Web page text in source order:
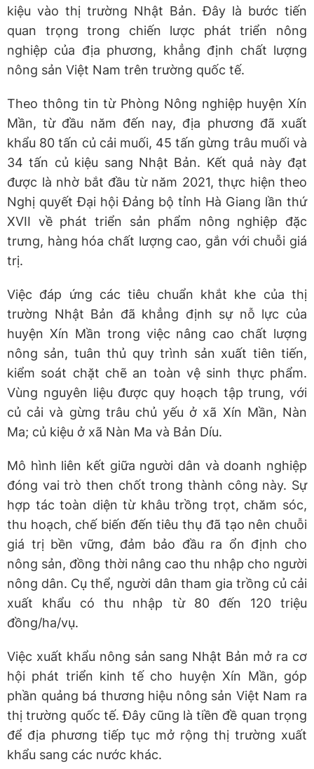
kiệu vào thị trường Nhật Bản. Đây là bước tiến
quan trọng trong chiến lược phát triển nông
nghiệp của địa phương, khẳng định chất lượng
nông sản Việt Nam trên trường quốc tế.
Theo thông tin từ Phòng Nông nghiệp huyện Xín
Mần, từ đầu năm đến nay, địa phương đã xuất
khẩu 80 tấn củ cải muối, 45 tấn gừng trâu muối và
34 tấn củ kiệu sang Nhật Bản. Kết quả này đạt
được là nhờ bắt đầu từ năm 2021, thực hiện theo
Nghị quyết Đại hội Đảng bộ tỉnh Hà Giang lần thứ
XVII về phát triển sản phẩm nông nghiệp đặc
trưng, hàng hóa chất lượng cao, gắn với chuỗi giá
trị.
Việc đáp ứng các tiêu chuẩn khắt khe của thị
trường Nhật Bản đã khẳng định sự nỗ lực của
huyện Xín Mần trong việc nâng cao chất lượng
nông sản, tuân thủ quy trình sản xuất tiên tiến,
kiểm soát chặt chẽ an toàn vệ sinh thực phẩm.
Vùng nguyên liệu được quy hoạch tập trung, với
củ cải và gừng trâu chủ yếu ở xã Xín Mần, Nàn
Ma; củ kiệu ở xã Nàn Ma và Bản Díu.
Mô hình liên kết giữa người dân và doanh nghiệp
đóng vai trò then chốt trong thành công này. Sự
hợp tác toàn diện từ khâu trồng trọt, chăm sóc,
thu hoạch, chế biến đến tiêu thụ đã tạo nên chuỗi
giá trị bền vững, đảm bảo đầu ra ổn định cho
nông sản, đồng thời nâng cao thu nhập cho người
nông dân. Cụ thể, người dân tham gia trồng củ cải
xuất khẩu có thu nhập từ 80 đến 120 triệu
đồng/ha/vụ.
Việc xuất khẩu nông sản sang Nhật Bản mở ra cơ
hội phát triển kinh tế cho huyện Xín Mần, góp
phần quảng bá thương hiệu nông sản Việt Nam ra
thị trường quốc tế. Đây cũng là tiền đề quan trọng
để địa phương tiếp tục mở rộng thị trường xuất
khẩu sang các nước khác.